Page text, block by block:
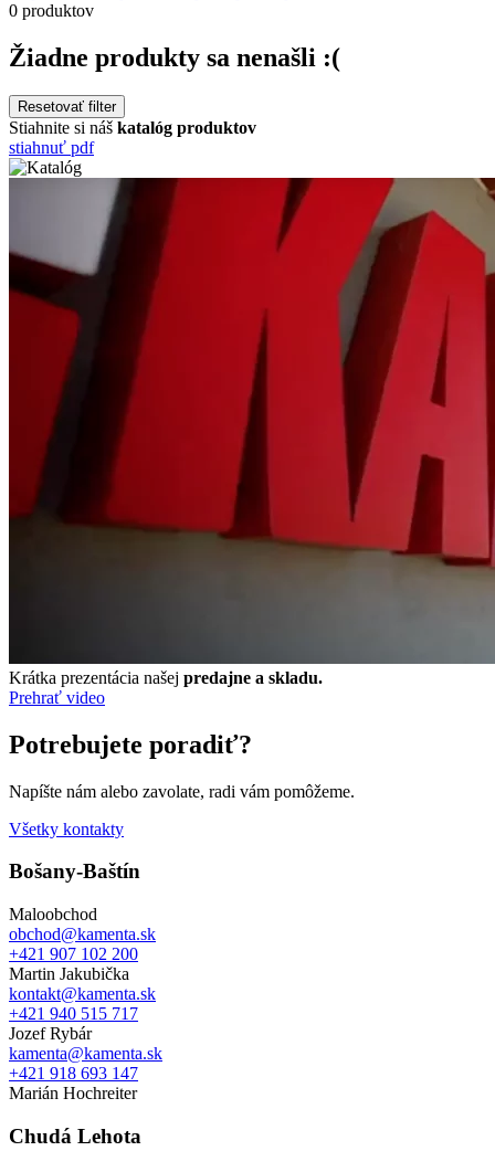
0 produktov
Žiadne produkty sa nenašli :(
Resetovať filter
Stiahnite si náš katalóg produktov
stiahnuť pdf
Krátka prezentácia našej predajne a skladu.
Prehrať video
Potrebujete poradiť?
Napíšte nám alebo zavolate, radi vám pomôžeme.
Všetky kontakty
Bošany-Baštín
Maloobchod
obchod@kamenta.sk
+421 907 102 200
Martin Jakubička
kontakt@kamenta.sk
+421 940 515 717
Jozef Rybár
kamenta@kamenta.sk
+421 918 693 147
Marián Hochreiter
Chudá Lehota